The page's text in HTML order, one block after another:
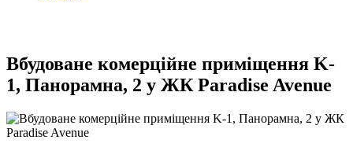
Вбудоване комерційне приміщення K-
1, Панорамна, 2 у ЖК Paradise Avenue